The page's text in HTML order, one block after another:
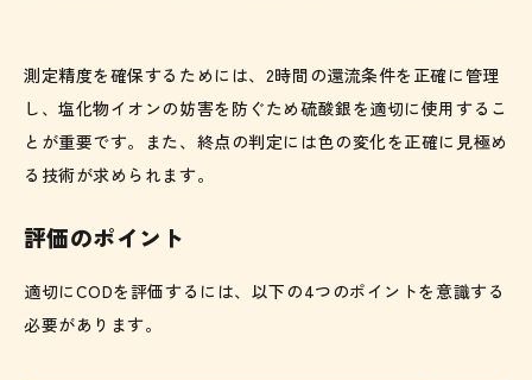
測定精度を確保するためには、2時間の還流条件を正確に管理
し、塩化物イオンの妨害を防ぐため硫酸銀を適切に使用するこ
とが重要です。また、終点の判定には色の変化を正確に見極め
る技術が求められます。
評価のポイント
適切にCODを評価するには、以下の4つのポイントを意識する
必要があります。